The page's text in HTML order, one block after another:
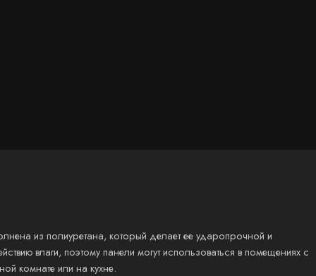
из полиуретана, который делает ее ударопрочной и
влаги, поэтому панели могут использоваться в помещениях с
комнате или на кухне.